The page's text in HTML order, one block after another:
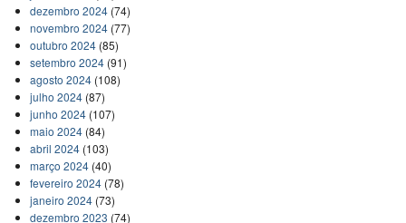
dezembro 2024(74)
novembro 2024(77)
outubro 2024(85)
setembro 2024(91)
agosto 2024(108)
julho 2024(87)
junho 2024(107)
maio 2024(84)
abril 2024(103)
março 2024(40)
fevereiro 2024(78)
janeiro 2024(73)
dezembro 2023 (74)